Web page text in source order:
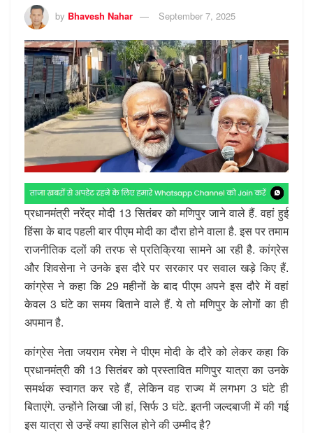
by Bhavesh Nahar September 7, 2025
प्रधानमंत्री नरेंद्र मोदी 13 सितंबर को मणिपुर जाने वाले हैं. वहां हुई
हिंसा के बाद पहली बार पीएम मोदी का दौरा होने वाला है. इस पर तमाम
राजनीतिक दलों की तरफ से प्रतिक्रिया सामने आ रही है. कांग्रेस
और शिवसेना ने उनके इस दौरे पर सरकार पर सवाल खड़े किए हैं.
कांग्रेस ने कहा कि 29 महीनों के बाद पीएम अपने इस दौरे में वहां
केवल 3 घंटे का समय बिताने वाले हैं. ये तो मणिपुर के लोगों का ही
अपमान है.
कांग्रेस नेता जयराम रमेश ने पीएम मोदी के दौरे को लेकर कहा कि
प्रधानमंत्री की 13 सितंबर को प्रस्तावित मणिपुर यात्रा का उनके
समर्थक स्वागत कर रहे हैं, लेकिन वह राज्य में लगभग 3 घंटे ही
बिताएंगे. उन्होंने लिखा जी हां, सिर्फ 3 घंटे. इतनी जल्दबाजी में की गई
इस यात्रा से उन्हें क्या हासिल होने की उम्मीद है?